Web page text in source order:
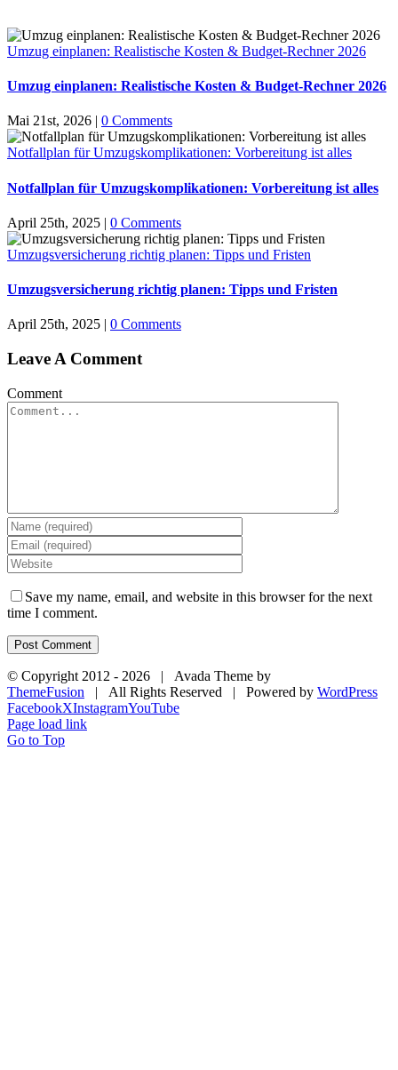
Umzug einplanen: Realistische Kosten & Budget-Rechner 2026
Umzug einplanen: Realistische Kosten & Budget-Rechner 2026
Mai 21st, 2026 | 0 Comments
Notfallplan für Umzugskomplikationen: Vorbereitung ist alles
Notfallplan für Umzugskomplikationen: Vorbereitung ist alles
April 25th, 2025 | 0 Comments
Umzugsversicherung richtig planen: Tipps und Fristen
Umzugsversicherung richtig planen: Tipps und Fristen
April 25th, 2025 | 0 Comments
Leave A Comment
Comment
Save my name, email, and website in this browser for the next
time I comment.
© Copyright 2012 - 2026 | Avada Theme by
ThemeFusion | All Rights Reserved | Powered by WordPress
FacebookXInstagramYouTube
Page load link
Go to Top